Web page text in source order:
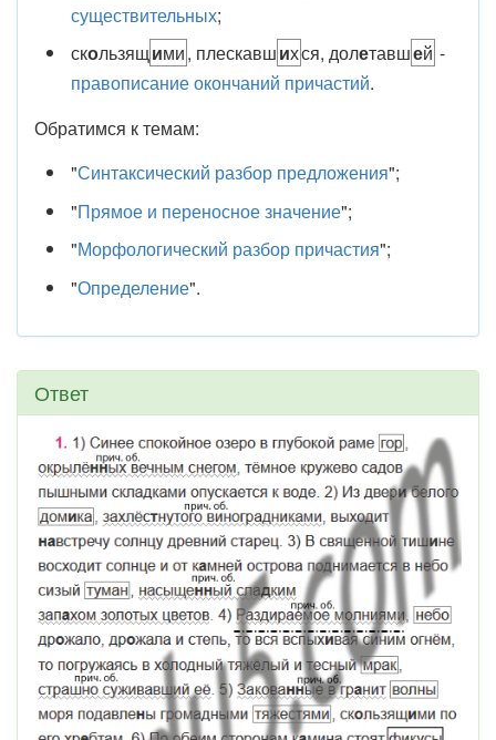
существительных;
скользящими, плескавшихся, долетавшей -
правописание окончаний причастий.
Обратимся к темам:
"Синтаксический разбор предложения";
"Прямое и переносное значение";
"Морфологический разбор причастия";
"Определение".
Ответ